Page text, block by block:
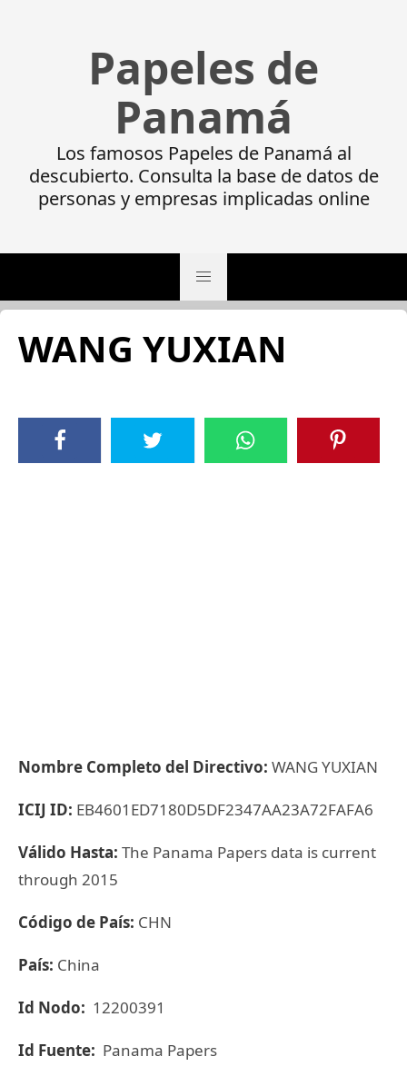
Papeles de
Panamá
Los famosos Papeles de Panamá al
descubierto. Consulta la base de datos de
personas y empresas implicadas online
WANG YUXIAN
Nombre Completo del Directivo: WANG YUXIAN
ICIJ ID: EB4601ED7180D5DF2347AA23A72FAFA6
Válido Hasta: The Panama Papers data is current
through 2015
Código de País: CHN
País: China
Id Nodo: 12200391
Id Fuente: Panama Papers